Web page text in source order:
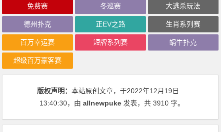
免费赛 冬巡赛 大逃杀玩法
德州扑克 正EV之路 生肖系列赛
百万幸运赛 短牌系列赛 蜗牛扑克
超级百万豪客赛
版权声明：本站原创文章，于2022年12月19日
13:40:30，由allnewpuke 发表，共 3910 字。